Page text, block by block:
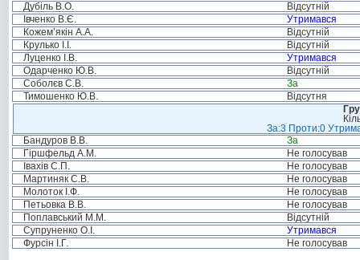
Дубіль В.О.
Відсутній
Івченко В.Є.
Утримався
Кожем’якін А.А.
Відсутній
Крулько І.І.
Відсутній
Луценко І.В.
Утримався
Одарченко Ю.В.
Відсутній
Соболєв С.В.
За
Тимошенко Ю.В.
Відсутня
За:3 Проти:0
Бандуров В.В.
За
Гіршфельд А.М.
Не голосував
Івахів С.П.
Не голосував
Мартиняк С.В.
Не голосував
Молоток І.Ф.
Не голосував
Петьовка В.В.
Не голосував
Поплавський М.М.
Відсутній
Супруненко О.І.
Утримався
Фурсін І.Г.
Не голосував